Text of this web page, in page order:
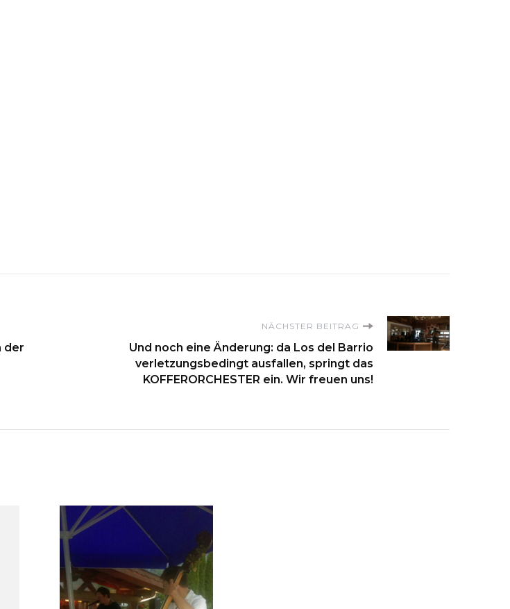
der
NÄCHSTER BEITRAG
Und noch eine Änderung: da Los del Barrio
verletzungsbedingt ausfallen, springt das
KOFFERORCHESTER ein. Wir freuen uns!